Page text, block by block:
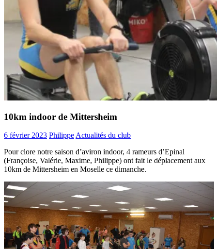
10km indoor de Mittersheim
6 février 2023 PhilippeActualités du club
Pour clore notre saison d’aviron indoor, 4 rameurs d’Epinal
(Françoise, Valérie, Maxime, Philippe) ont fait le déplacement aux
10km de Mittersheim en Moselle ce dimanche.